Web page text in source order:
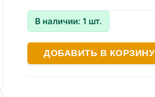
В наличии: 1 шт.
ДОБАВИТЬ В КОРЗИНУ